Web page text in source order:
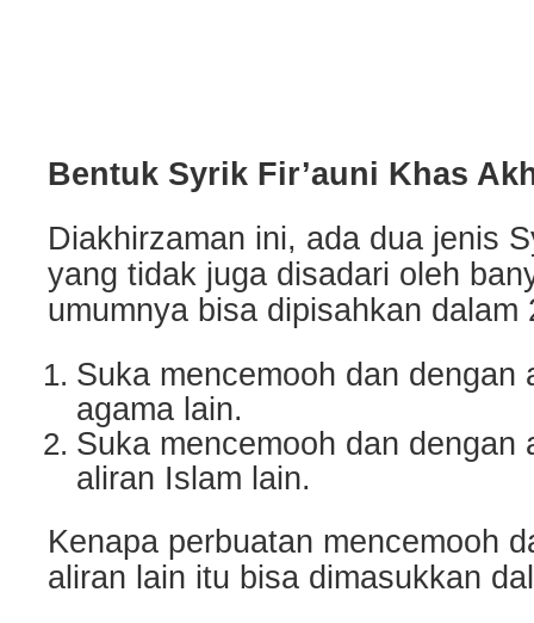
Bentuk Syrik Fir’auni Khas
Diakhirzaman ini, ada dua jenis
yang tidak juga disadari oleh
umumnya bisa dipisahkan dalam
Suka mencemooh dan dengan
agama lain.
Suka mencemooh dan dengan
aliran Islam lain.
Kenapa perbuatan mencemooh
aliran lain itu bisa dimasukkan